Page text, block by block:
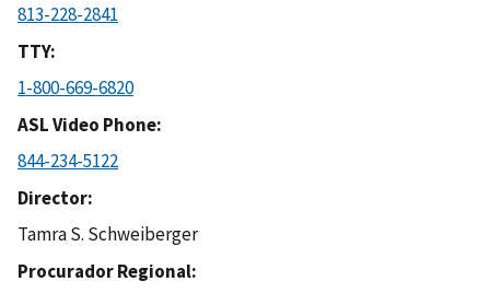
813-228-2841
TTY
1-800-669-6820
ASL Video Phone
844-234-5122
Director
Tamra S. Schweiberger
Procurador Regional